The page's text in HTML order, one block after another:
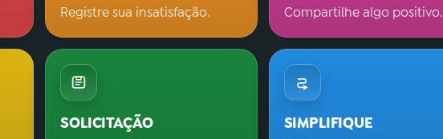
Registre sua insatisfação. Compartilhe algo positivo.
SOLICITAÇÃO SIMPLIFIQUE